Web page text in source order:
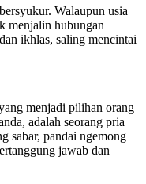
Walaupun usia
menjalin hubungan
ikhlas, saling mencintai
menjadi pilihan orang
adalah seorang pria
sabar, pandai ngemong
jawab dan